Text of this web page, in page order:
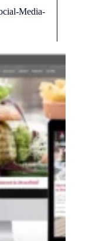
Media-